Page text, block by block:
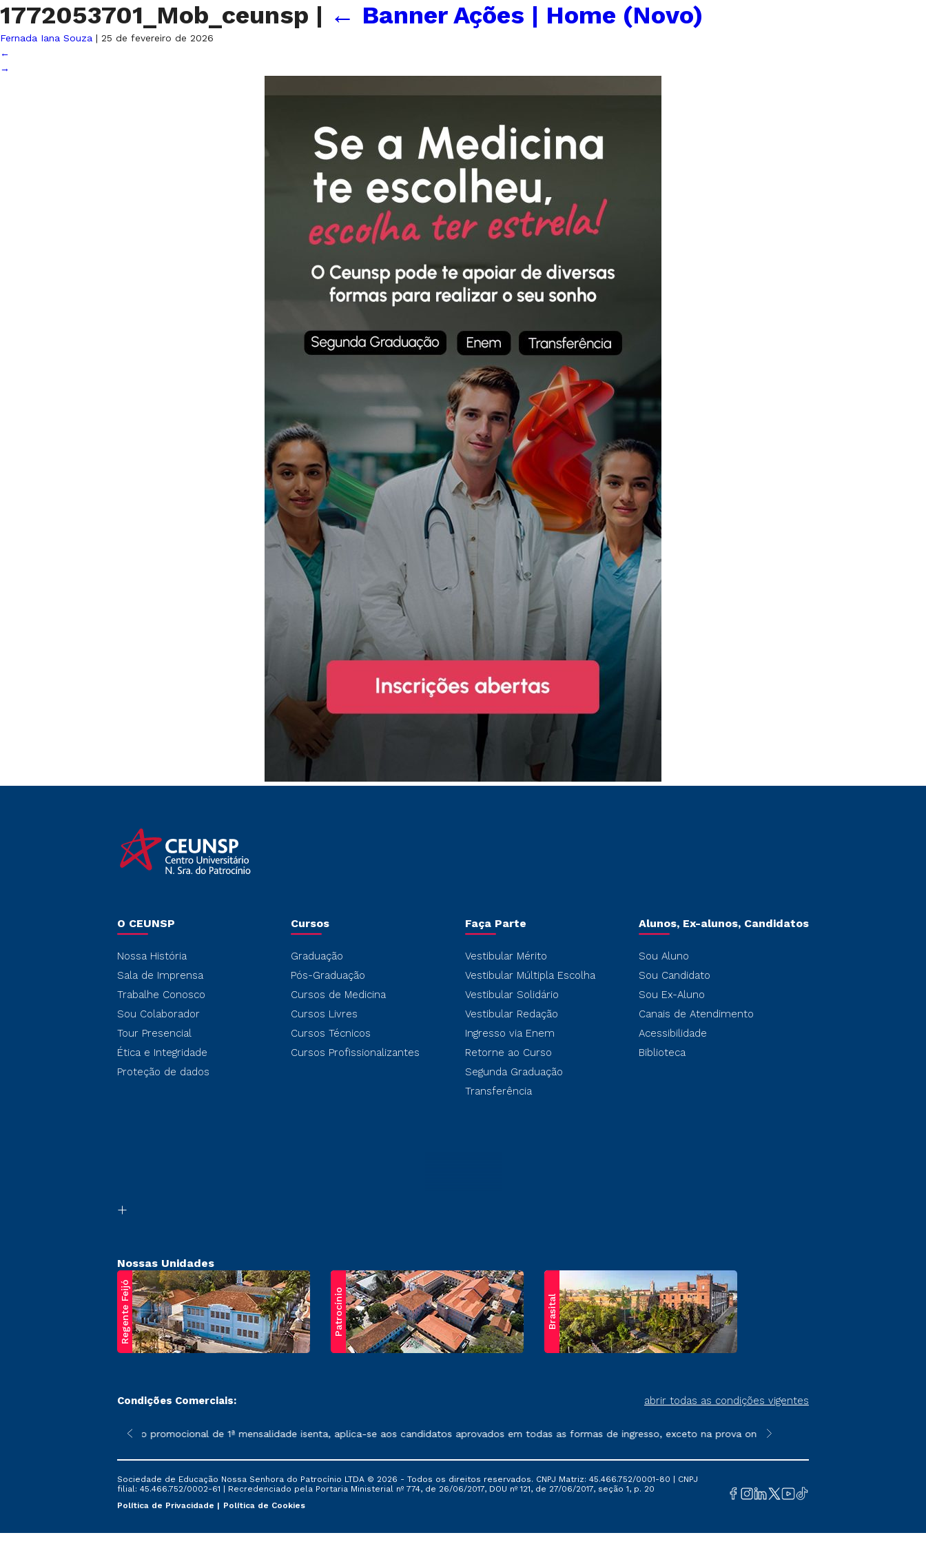
1772053701_Mob_ceunsp | ← Banner Ações | Home (Novo)
Fernada Iana Souza | 25 de fevereiro de 2026
←
→
O CEUNSP
Nossa História
Sala de Imprensa
Trabalhe Conosco
Sou Colaborador
Tour Presencial
Ética e Integridade
Proteção de dados
Cursos
Graduação
Pós-Graduação
Cursos de Medicina
Cursos Livres
Cursos Técnicos
Cursos Profissionalizantes
Faça Parte
Vestibular Mérito
Vestibular Múltipla Escolha
Vestibular Solidário
Vestibular Redação
Ingresso via Enem
Retorne ao Curso
Segunda Graduação
Transferência
Alunos, Ex-alunos, Candidatos
Sou Aluno
Sou Candidato
Sou Ex-Aluno
Canais de Atendimento
Acessibilidade
Biblioteca
Nossas Unidades
Regente Feijó Patrocínio Brasital
Condições Comerciais: abrir todas as condições vigentes
sofrer alterações nos períodos de rematrícula conforme exposto no contrato de prestação de serviços.
*A condição promocional de 1ª mensalidade isenta, aplica-se aos candidatos aprovados em todas as formas de ingresso, exceto na prova on-line ou agendada, que ofertam
**Semipresencial é um formato do
Sociedade de Educação Nossa Senhora do Patrocínio LTDA © 2026 - Todos os direitos reservados. CNPJ Matriz: 45.466.752/0001-80 | CNPJ
filial: 45.466.752/0002-61 | Recredenciado pela Portaria Ministerial nº 774, de 26/06/2017, DOU nº 121, de 27/06/2017, seção 1, p. 20
Política de Privacidade
Política de Cookies